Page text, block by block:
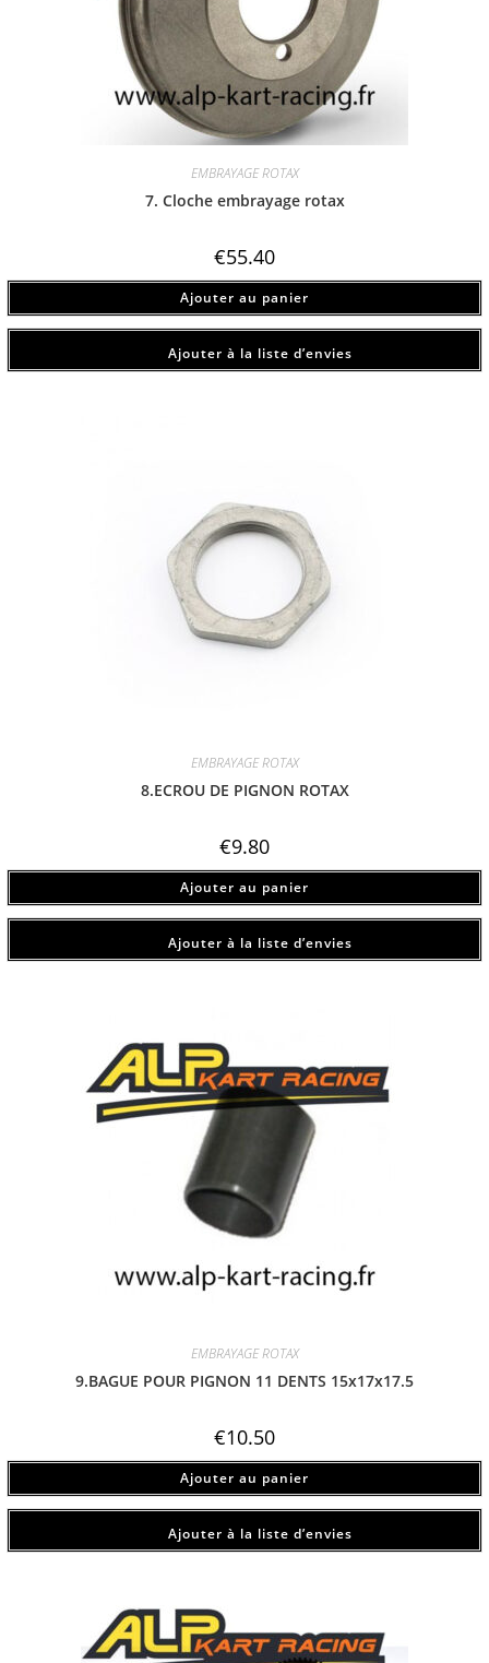
EMBRAYAGE ROTAX
7. Cloche embrayage rotax
€55.40
Ajouter au panier
Ajouter à la liste d’envies
EMBRAYAGE ROTAX
8.ECROU DE PIGNON ROTAX
€9.80
Ajouter au panier
Ajouter à la liste d’envies
EMBRAYAGE ROTAX
9.BAGUE POUR PIGNON 11 DENTS 15x17x17.5
€10.50
Ajouter au panier
Ajouter à la liste d’envies